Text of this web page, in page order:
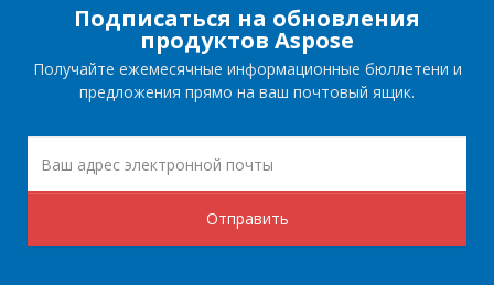
Подписаться на обновления
продуктов Aspose
Получайте ежемесячные информационные бюллетени и
предложения прямо на ваш почтовый ящик.
Отправить